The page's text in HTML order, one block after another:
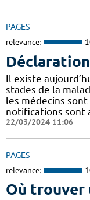
PAGES
relevance:
Il existe
stades de la
les médecins
notifications sont
22/03/2024 11:06
PAGES
relevance:
Où trouver